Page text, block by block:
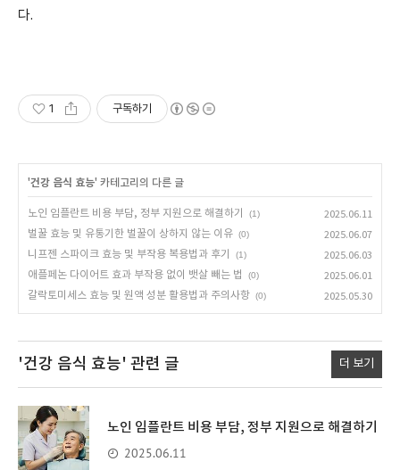
다.
1 구독하기
'건강 음식 효능' 카테고리의 다른 글
노인 임플란트 비용 부담, 정부 지원으로 해결하기 (1)
2025.06.11
벌꿀 효능 및 유통기한 벌꿀이 상하지 않는 이유 (0)
2025.06.07
니프젠 스파이크 효능 및 부작용 복용법과 후기
(1)
2025.06.03
애플페논 다이어트 효과 부작용 없이 뱃살 빼는 법
(0)
2025.06.01
갈락토미세스 효능 및 원액 성분 활용법과 주의사항 (0) 2025.05.30
'건강 음식 효능' 관련 글 더 보기
노인 임플란트 비용 부담, 정부 지원으로 해결하기
2025.06.11